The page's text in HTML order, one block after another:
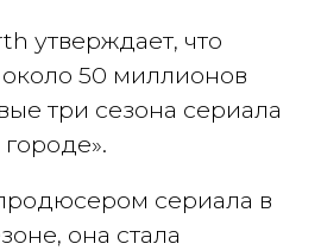
утверждает, что
50 миллионов
три сезона сериала
сериала в
она стала